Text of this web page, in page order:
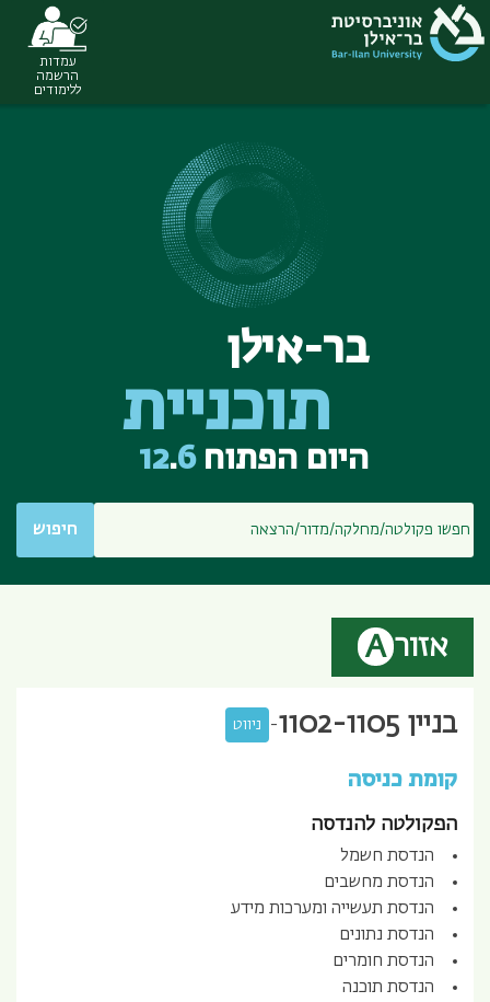
עמדות
הרשמה
ללימודים
בר-אילן
תוכניית
היום הפתוח 12.6
חיפוש
אזור A
בניין 1102-1105
- ניווט
קומת כניסה
הפקולטה להנדסה
הנדסת חשמל
הנדסת מחשבים
הנדסת תעשייה ומערכות מידע
הנדסת נתונים
הנדסת חומרים
הנדסת תוכנה